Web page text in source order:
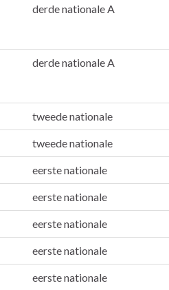
derde nationale A
derde nationale A
tweede nationale
tweede nationale
eerste nationale
eerste nationale
eerste nationale
eerste nationale
eerste nationale